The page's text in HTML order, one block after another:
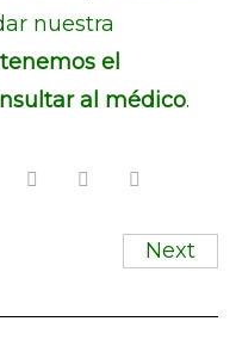
nuestra
el
al médico.
Next